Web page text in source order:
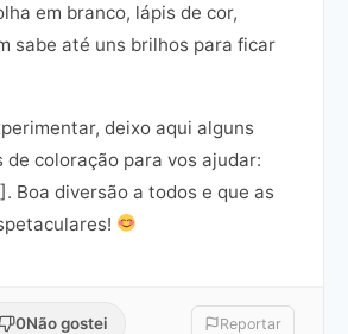
em branco, lápis de cor,
sabe até uns brilhos para ficar
deixo aqui alguns
de coloração para vos ajudar:
Boa diversão a todos e que as
0Não gostei Reportar